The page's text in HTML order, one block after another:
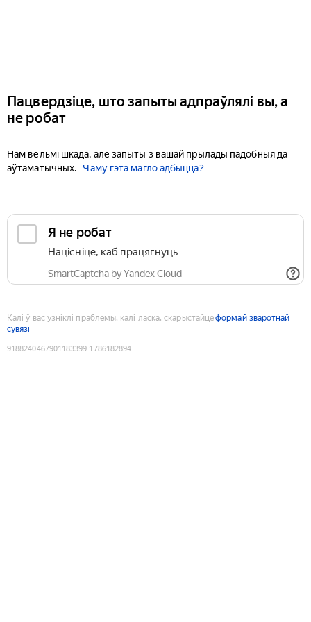
Пацвердзіце, што запыты адпраўлялі вы, а
не робат
Нам вельмі шкада, але запыты з вашай прылады падобныя да
аўтаматычных.
Чаму гэта магло адбыцца?
Я не робат
Націсніце, каб працягнуць
SmartCaptcha by Yandex Cloud
Калі ў вас узніклі праблемы, калі ласка, скарыстайцеформай зваротнай
сувязі
9188240467901183399:1786182894